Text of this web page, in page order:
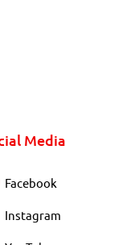
Media
Facebook
Instagram